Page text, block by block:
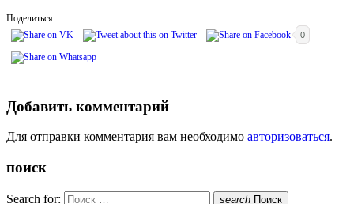
Поделиться...
0
Добавить комментарий
Для отправки комментария вам необходимо авторизоваться.
поиск
Search for: search Поиск